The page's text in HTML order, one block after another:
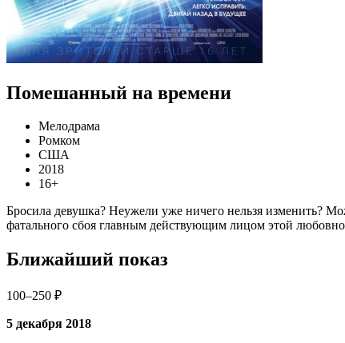
Помешанный на времени
Мелодрама
Ромком
США
2018
16+
Бросила девушка? Неужели уже ничего нельзя изменить?
фатального сбоя главным действующим лицом этой
Ближайший показ
100–250 ₽
5 декабря 2018